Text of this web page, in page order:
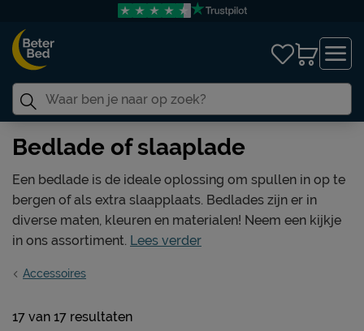
Bedlade of slaaplade
Een bedlade is de ideale oplossing om spullen in op te
bergen of als extra slaapplaats. Bedlades zijn er in
diverse maten, kleuren en materialen! Neem een kijkje
in ons assortiment. Lees verder
Accessoires
17 van 17 resultaten